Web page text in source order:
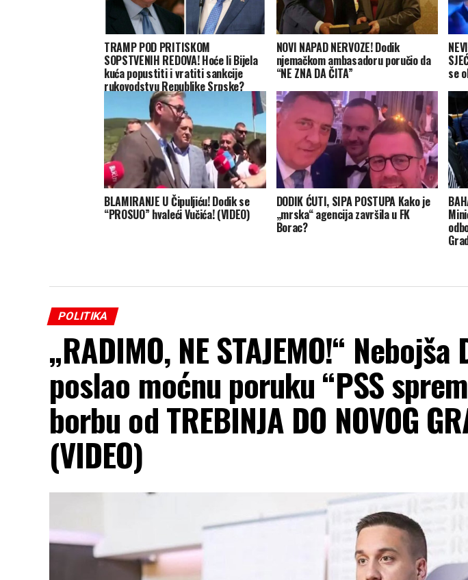
TRAMP POD PRITISKOM
SOPSTVENIH REDOVA! Hoće li Bijela
kuća popustiti i vratiti sankcije
rukovodstvu Republike Srpske?
NOVI NAPAD NERVOZE! Dodik
njemačkom ambasadoru poručio da
“NE ZNA DA ČITA” se
BLAMIRANJE U Čipuljiću! Dodik se
“PROSUO” hvaleći Vučića! (VIDEO)
DODIK ĆUTI, SIPA POSTUPA Kako je
„mrska“ agencija završila u FK
Borac?
POLITIKA
„RADIMO, NE STAJEMO!“
poslao moćnu poruku “PSS
borbu od TREBINJA DO NOVOG
(VIDEO)